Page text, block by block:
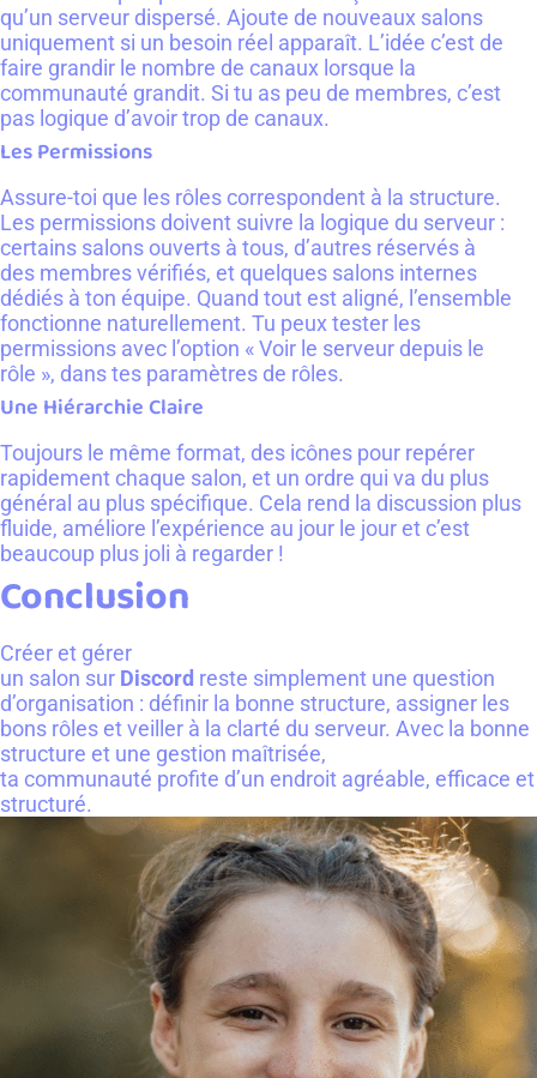
qu’un serveur dispersé. Ajoute de nouveaux salons
uniquement si un besoin réel apparaît. L’idée c’est de
faire grandir le nombre de canaux lorsque la
communauté grandit. Si tu as peu de membres, c’est
pas logique d’avoir trop de canaux.
Les Permissions
Assure-toi que les rôles correspondent à la structure.
Les permissions doivent suivre la logique du serveur :
certains salons ouverts à tous, d’autres réservés à
des membres vérifiés, et quelques salons internes
dédiés à ton équipe. Quand tout est aligné, l’ensemble
fonctionne naturellement. Tu peux tester les
permissions avec l’option « Voir le serveur depuis le
rôle », dans tes paramètres de rôles.
Une Hiérarchie Claire
Toujours le même format, des icônes pour repérer
rapidement chaque salon, et un ordre qui va du plus
général au plus spécifique. Cela rend la discussion plus
fluide, améliore l’expérience au jour le jour et c’est
beaucoup plus joli à regarder !
Conclusion
Créer et gérer
un salon sur Discord reste simplement une question
d’organisation : définir la bonne structure, assigner les
bons rôles et veiller à la clarté du serveur. Avec la bonne
structure et une gestion maîtrisée,
ta communauté profite d’un endroit agréable, efficace et
structuré.